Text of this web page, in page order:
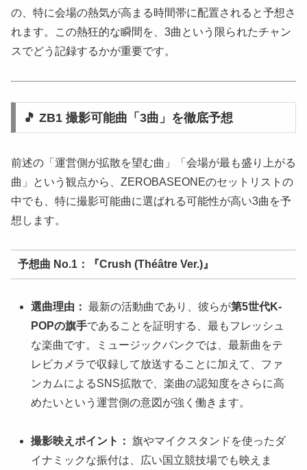
の、特に会場の熱気が高まる時間帯に配置されると予想さ
れます。この熱狂的な瞬間を、3曲という限られたチャン
スでどう記録するかが重要です。
🎵 ZB1 撮影可能曲「3曲」を徹底予想
前述の「運営側が拡散を望む曲」「会場が最も盛り上がる
曲」という観点から、ZEROBASEONEのセットリストの
中でも、特に撮影可能曲に選ばれる可能性が高い3曲を予
想します。
予想曲 No.1：『Crush (Théâtre Ver.)』
選曲理由： 最新の活動曲であり、彼らが第5世代K-
POPの旗手であることを証明する、最もフレッシュ
な楽曲です。ミュージックバンクでは、最新曲をテ
レビカメラで収録して放送することに加えて、ファ
ンカムによるSNS拡散で、楽曲の認知度をさらに高
めたいという運営側の意図が強く働きます。
撮影映えポイント： 旗やマイクスタンドを使ったダ
イナミックな振付は、広い国立競技場でも映えま